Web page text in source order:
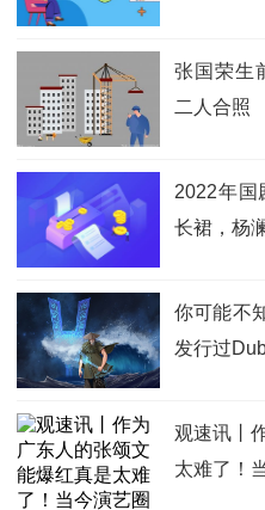
张国荣生
二人合照
2022年国
长裙，杨
你可能不
发行过
观速讯丨
太难了！